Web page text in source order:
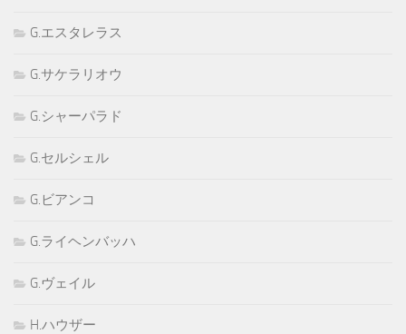
G.エスタレラス
G.サケラリオウ
G.シャーパラド
G.セルシェル
G.ビアンコ
G.ライヘンバッハ
G.ヴェイル
H.ハウザー